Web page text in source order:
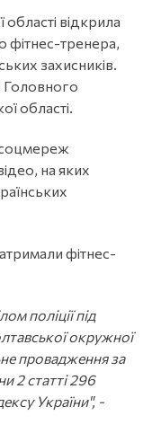
області відкрила
тренера,
захисників.
області.
соцмереж
на яких
фітнес-
поліції під
окружної
провадження за
2 статті 296
України", -